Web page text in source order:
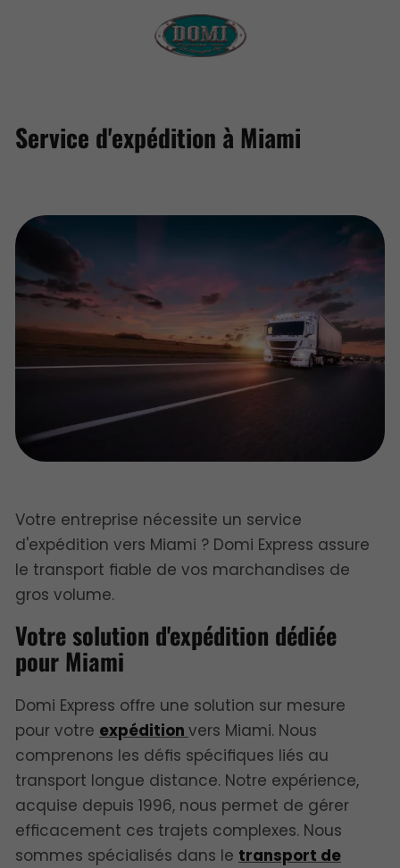
Service d'expédition à Miami
Votre entreprise nécessite un service
d'expédition vers Miami ? Domi Express assure
le transport fiable de vos marchandises de
gros volume.
Votre solution d'expédition dédiée
pour Miami
Domi Express offre une solution sur mesure
pour votre expédition vers Miami. Nous
comprenons les défis spécifiques liés au
transport longue distance. Notre expérience,
acquise depuis 1996, nous permet de gérer
efficacement ces trajets complexes. Nous
sommes spécialisés dans le transport de